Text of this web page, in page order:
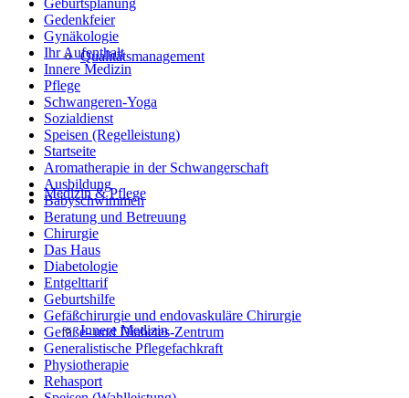
Qualitätsmanagement
Medizin & Pflege
Innere Medizin
Geburtsplanung
Gedenkfeier
Gynäkologie
Ihr Aufenthalt
Innere Medizin
Pflege
Schwangeren-Yoga
Sozialdienst
Speisen (Regelleistung)
Startseite
Aromatherapie in der Schwangerschaft
Ausbildung
Babyschwimmen
Beratung und Betreuung
Chirurgie
Das Haus
Diabetologie
Entgelttarif
Geburtshilfe
Gefäßchirurgie und endovaskuläre Chirurgie
Gefäße- und Diabetes-Zentrum
Generalistische Pflegefachkraft
Physiotherapie
Rehasport